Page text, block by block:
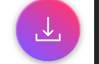
и
без